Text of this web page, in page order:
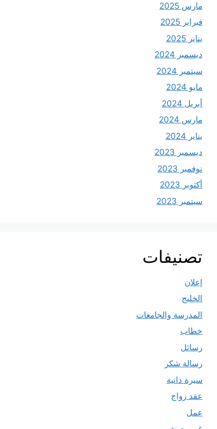
مارس 2025
فبراير 2025
يناير 2025
ديسمبر 2024
سبتمبر 2024
مايو 2024
أبريل 2024
مارس 2024
يناير 2024
ديسمبر 2023
نوفمبر 2023
أكتوبر 2023
سبتمبر 2023
تصنيفات
إعلان
الخليج
المدرسة والجامعات
خطاب
رسائل
رسالة شكر
سيرة ذاتية
عقد زواج
عمل